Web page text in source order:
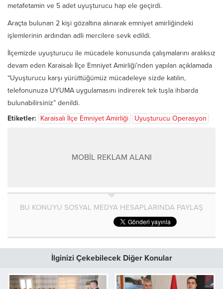
metafetamin ve 5 adet uyuşturucu hap ele geçirdi.
Araçta bulunan 2 kişi gözaltına alınarak emniyet amirliğindeki
işlemlerinin ardından adli mercilere sevk edildi.
İlçemizde uyuşturucu ile mücadele konusunda çalışmalarını aralıksız
devam eden Karaisalı İlçe Emniyet Amirliği’nden yapılan açıklamada
“Uyuşturucu karşı yürüttüğümüz mücadeleye sizde katılın,
telefonunuza UYUMA uygulamasını indirerek tek tuşla ihbarda
bulunabilirsiniz” denildi.
Etiketler: Karaisalı İlçe Emniyet Amirliği Uyuşturucu Operasyon
MOBİL REKLAM ALANI
BU KONUYU SOSYAL MEDYA HESAPLARINDA PAYLAŞ
İlginizi Çekebilecek Diğer Konular